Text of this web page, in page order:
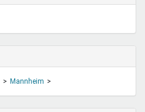
Mannheim